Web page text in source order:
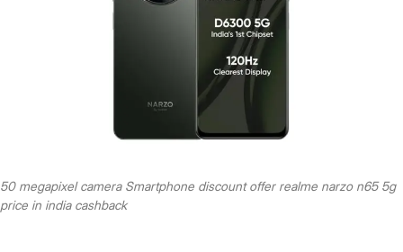
50 megapixel camera Smartphone discount offer realme narzo n65 5g
price in india cashback